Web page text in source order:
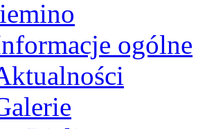
ogólne